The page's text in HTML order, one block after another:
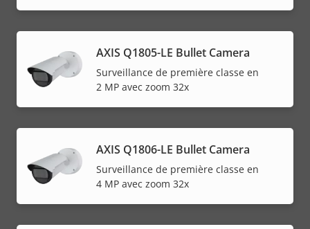
AXIS Q1805-LE Bullet Camera
Surveillance de première classe en
2 MP avec zoom 32x
AXIS Q1806-LE Bullet Camera
Surveillance de première classe en
4 MP avec zoom 32x